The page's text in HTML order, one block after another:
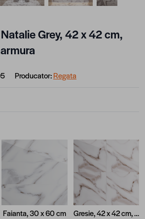
Grey, 42 x 42 cm,
Producator:Regata
Faianta, 30 x 60 cm Gresie, 42 x 42 cm, Maro